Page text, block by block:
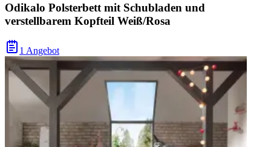
Odikalo Polsterbett mit Schubladen und
verstellbarem Kopfteil Weiß/Rosa
1 Angebot